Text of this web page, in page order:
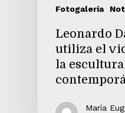
Fotogalería
Leonardo
utiliza el
la escultura
María